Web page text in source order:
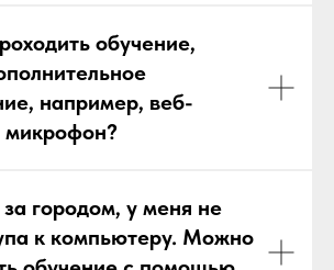
обучение,
например, веб-
микрофон?
городом, у меня не
к компьютеру. Можно